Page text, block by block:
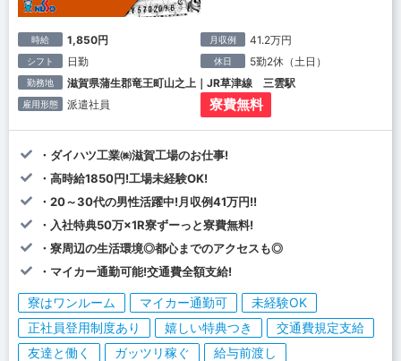
時給 1,850円 月収例 41.2万円
シフト 日勤 休日 5勤2休（土日）
勤務地 滋賀県蒲生郡竜王町山之上｜JR草津線 三雲駅
雇用形態 派遣社員 寮費無料
・ダイハツ工業㈱滋賀工場のお仕事!
・高時給1850円!工場未経験OK!
・20～30代の男性活躍中!月収例41万円!!
・入社特典50万×1R寮ずーっと寮費無料!
・寮周辺の生活環境◎都心までのアクセスも◎
・マイカー通勤可能!交通費全額支給!
寮はワンルーム マイカー通勤可
未経験OK
正社員登用制度あり
嬉しい特典つき
交通費規定支給
友達と働く
ガッツリ稼ぐ
給与前渡し